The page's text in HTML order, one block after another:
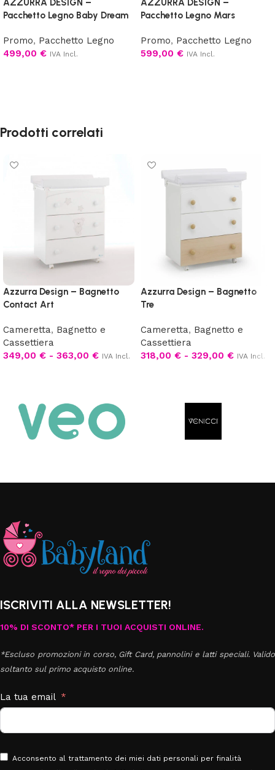
AZZURRA DESIGN –
Pacchetto Legno Baby Dream
Promo, Pacchetto Legno
499,00 € IVA Incl.
AZZURRA DESIGN –
Pacchetto Legno Mars
Promo, Pacchetto Legno
599,00 € IVA Incl.
Prodotti correlati
Azzurra Design – Bagnetto
Contact Art
Cameretta, Bagnetto e
Cassettiera
349,00 € - 363,00 € IVA Incl.
Azzurra Design – Bagnetto
Tre
Cameretta, Bagnetto e
Cassettiera
318,00 € - 329,00 € IVA Incl.
ISCRIVITI ALLA NEWSLETTER!
10% DI SCONTO* PER I TUOI ACQUISTI ONLINE.
*Escluso promozioni in corso, Gift Card, pannolini e latti speciali. Valido
soltanto sul primo acquisto online.
La tua email
Acconsento al trattamento dei miei dati personali per finalità